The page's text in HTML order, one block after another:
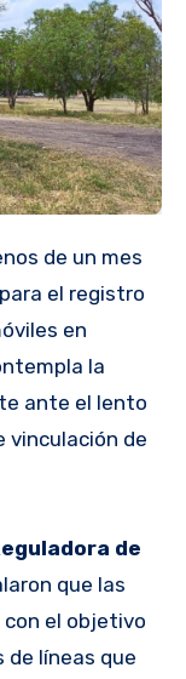
de un mes
el registro
en
la
ante el lento
vinculación de
de
que las
el objetivo
de líneas que